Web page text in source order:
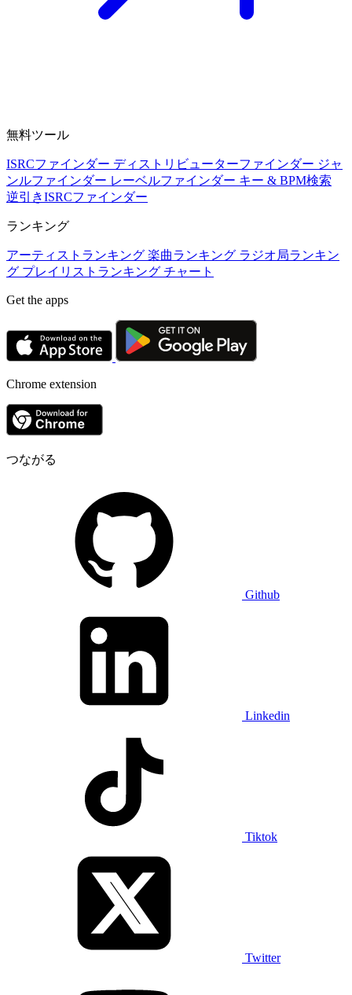
無料ツール
ISRCファインダー ディストリビューターファインダー ジャ
ンルファインダー レーベルファインダー キー & BPM検索
逆引きISRCファインダー
ランキング
アーティストランキング 楽曲ランキング ラジオ局ランキン
グ プレイリストランキング チャート
Get the apps
Chrome extension
つながる
Github
Linkedin
Tiktok
Twitter